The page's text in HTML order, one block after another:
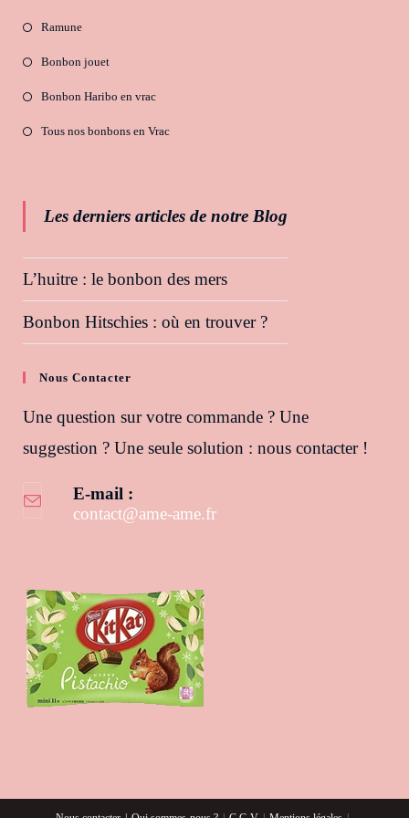
Ramune
Bonbon jouet
Bonbon Haribo en vrac
Tous nos bonbons en Vrac
Les derniers articles de notre Blog
L’huitre : le bonbon des mers
Bonbon Hitschies : où en trouver ?
Nous Contacter
Une question sur votre commande ? Une
suggestion ? Une seule solution : nous contacter !
E-mail :
contact@ame-ame.frS’ouvre dans votre application